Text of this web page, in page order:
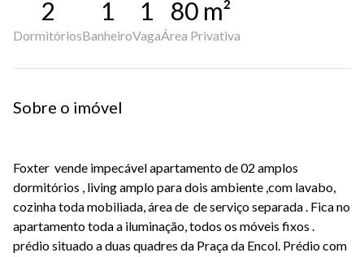
2
Dormitórios
1
Banheiro
1
Vaga
80 m²
Área Privativa
Sobre o imóvel
Foxter vende impecável apartamento de 02 amplos
dormitórios , living amplo para dois ambiente ,com lavabo,
cozinha toda mobiliada, área de de serviço separada . Fica no
apartamento toda a iluminação, todos os móveis fixos .
prédio situado a duas quadres da Praça da Encol. Prédio com